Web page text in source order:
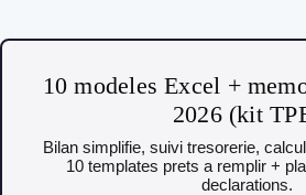
10 modeles Excel +
2026 (kit
Bilan simplifie, suivi tresorerie,
10 templates prets a remplir +
declarations.